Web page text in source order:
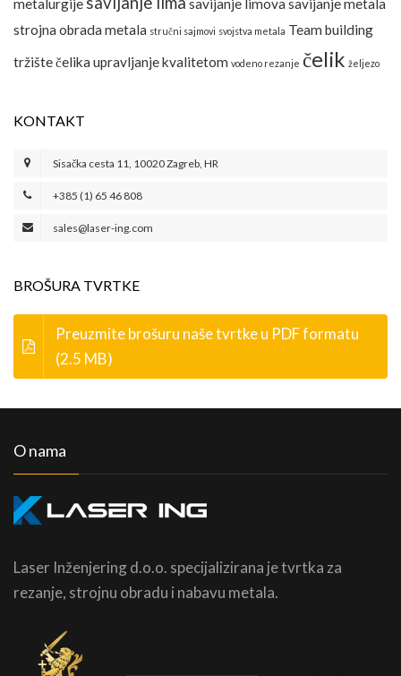
metalurgije
savijanje limova savijanje metala
strojna obrada metala stručni sajmovi svojstva metala Team building
tržište čelika upravljanje kvalitetom vodeno rezanje čelik željezo
KONTAKT
Sisačka cesta 11, 10020 Zagreb, HR
+385 (1) 65 46 808
sales@laser-ing.com
BROŠURA TVRTKE
Preuzmite brošuru naše tvrtke u PDF formatu
(2.5 MB)
O nama
Laser Inženjering d.o.o. specijalizirana je tvrtka za
rezanje, strojnu obradu i nabavu metala.